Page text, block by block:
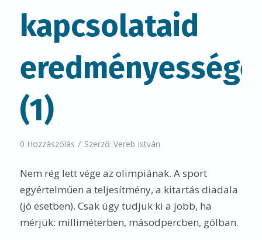
kapcsolataid
(1)
0 Hozzászólás / Szerző: Vereb István
Nem rég lett vége az olimpiának. A sport
egyértelműen a teljesítmény, a kitartás diadala
(jó esetben). Csak úgy tudjuk ki a jobb, ha
mérjük: milliméterben, másodpercben, gólban.